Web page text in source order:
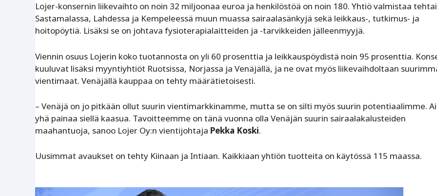
Lojer-konsernin liikevaihto on noin 32 miljoonaa euroa ja henkilöstöä on noin 180. Yhtiö valmistaa
Sastamalassa, Lahdessa ja Kempeleessä muun muassa sairaalasänkyjä sekä leikkaus-, tutkimus- ja
hoitopöytiä. Lisäksi se on johtava fysioterapialaitteiden ja -tarvikkeiden jälleenmyyjä.
Viennin osuus Lojerin koko tuotannosta on yli 60 prosenttia ja leikkauspöydistä noin 95 prosenttia.
kuuluvat lisäksi myyntiyhtiöt Ruotsissa, Norjassa ja Venäjällä, ja ne ovat myös liikevaihdoltaan
vientimaat. Venäjällä kauppaa on tehty määrätietoisesti.
– Venäjä on jo pitkään ollut suurin vientimarkkinamme, mutta se on silti myös suurin potentiaalimme.
yhä painaa siellä kaasua. Tavoitteemme on tänä vuonna olla Venäjän suurin sairaalakalusteiden
maahantuoja, sanoo Lojer Oy:n vientijohtaja Pekka Koski.
Uusimmat avaukset on tehty Kiinaan ja Intiaan. Kaikkiaan yhtiön tuotteita on käytössä 115 maassa.